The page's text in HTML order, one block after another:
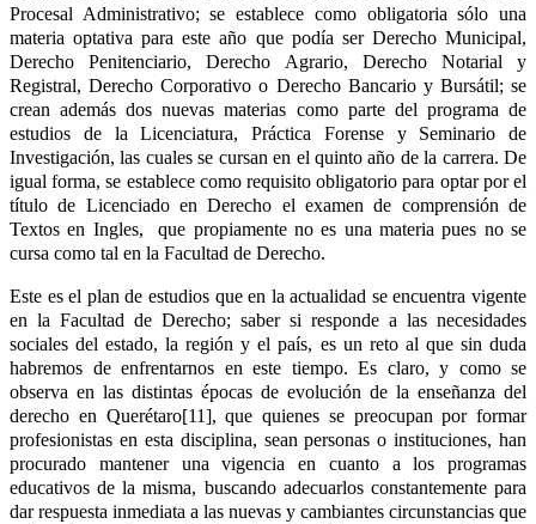
Procesal Administrativo; se establece como obligatoria sólo una
materia optativa para este año que podía ser Derecho Municipal,
Derecho Penitenciario, Derecho Agrario, Derecho Notarial y
Registral, Derecho Corporativo o Derecho Bancario y Bursátil; se
crean además dos nuevas materias como parte del programa de
estudios de la Licenciatura, Práctica Forense y Seminario de
Investigación, las cuales se cursan en el quinto año de la carrera. De
igual forma, se establece como requisito obligatorio para optar por el
título de Licenciado en Derecho el examen de comprensión de
Textos en Ingles, que propiamente no es una materia pues no se
cursa como tal en la Facultad de Derecho.
Este es el plan de estudios que en la actualidad se encuentra vigente
en la Facultad de Derecho; saber si responde a las necesidades
sociales del estado, la región y el país, es un reto al que sin duda
habremos de enfrentarnos en este tiempo. Es claro, y como se
observa en las distintas épocas de evolución de la enseñanza del
derecho en Querétaro[11], que quienes se preocupan por formar
profesionistas en esta disciplina, sean personas o instituciones, han
procurado mantener una vigencia en cuanto a los programas
educativos de la misma, buscando adecuarlos constantemente para
dar respuesta inmediata a las nuevas y cambiantes circunstancias que